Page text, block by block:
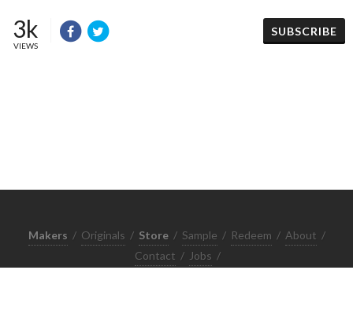
3k
VIEWS
SUBSCRIBE
Makers / Originals / Store / Sample / Redeem / About /
Contact / Jobs /